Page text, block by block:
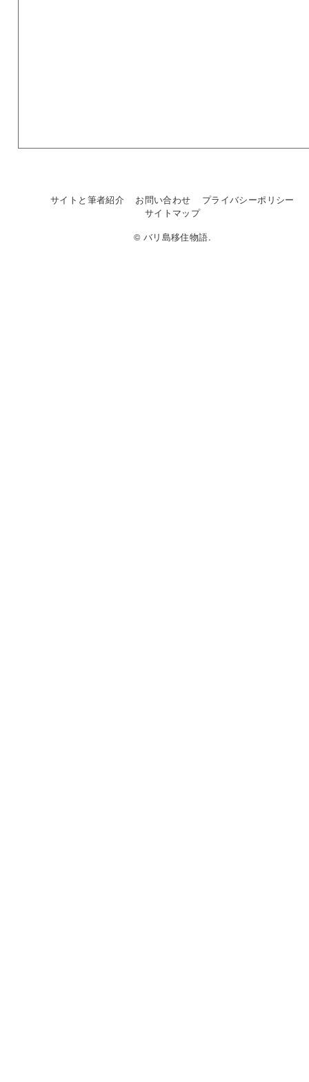
サイトと筆者紹介 お問い合わせ
プライバシーポリシー
サイトマップ
© バリ島移住物語.